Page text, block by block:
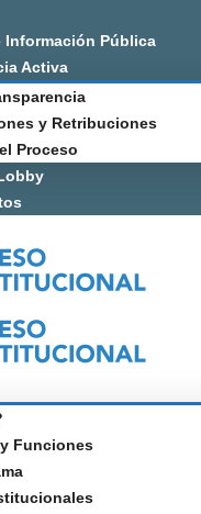
Información Pública
Activa
y Retribuciones
Proceso
Funciones